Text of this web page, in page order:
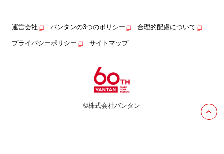
運営会社 バンタンの3つのポリシー 合理的配慮について
プライバシーポリシー サイトマップ
©株式会社バンタン